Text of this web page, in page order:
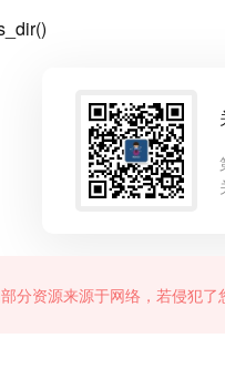
分资源来源于网络，若侵犯了